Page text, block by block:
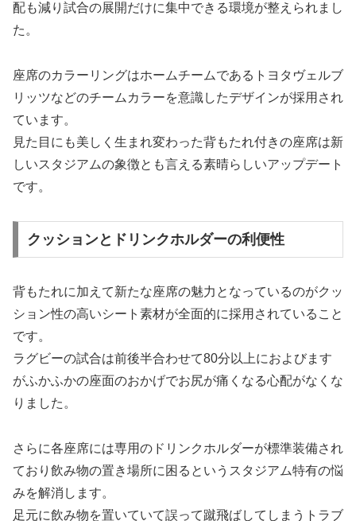
配も減り試合の展開だけに集中できる環境が整えられまし
た。
座席のカラーリングはホームチームであるトヨタヴェルブ
リッツなどのチームカラーを意識したデザインが採用され
ています。
見た目にも美しく生まれ変わった背もたれ付きの座席は新
しいスタジアムの象徴とも言える素晴らしいアップデート
です。
クッションとドリンクホルダーの利便性
背もたれに加えて新たな座席の魅力となっているのがクッ
ション性の高いシート素材が全面的に採用されていること
です。
ラグビーの試合は前後半合わせて80分以上におよびます
がふかふかの座面のおかげでお尻が痛くなる心配がなくな
りました。
さらに各座席には専用のドリンクホルダーが標準装備され
ており飲み物の置き場所に困るというスタジアム特有の悩
みを解消します。
足元に飲み物を置いていて誤って蹴飛ばしてしまうトラブ